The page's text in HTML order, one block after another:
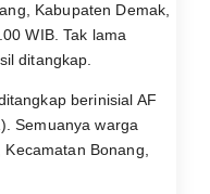
Kabupaten Demak,
WIB. Tak lama
ditangkap.
berinisial AF
Semuanya warga
Bonang,